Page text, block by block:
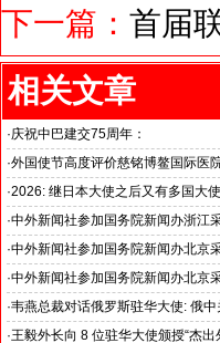
下一篇： 首届
相关文章
·庆祝中巴建交75周年：
韦燕总裁同多国大使出席巴基斯坦驻
·外国使节高度评价慈铭博鳌国际医
·2026: 继日本大使之后又有多国大
国之交在于民相亲, 民相亲在于心相
·中外新闻社参加国务院新闻办浙江
推动科技创新和产业创新深度融合
·中外新闻社参加国务院新闻办北京
见证科技创新和产业创新高质量发展
·中外新闻社参加国务院新闻办北京
北京人形机器人创新中心打造具有
·韦燕总裁对话俄罗斯驻华大使: 俄
·王毅外长向 8 位驻华大使颁授“杰出